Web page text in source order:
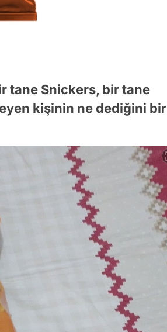
tane Snickers, bir tane
kişinin ne dediğini bir